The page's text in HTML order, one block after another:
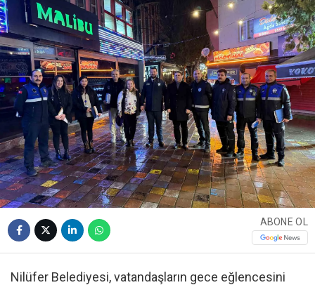
ABONE OL
Nilüfer Belediyesi, vatandaşların gece eğlencesini